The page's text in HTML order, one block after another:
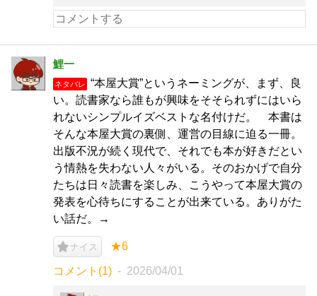
鯉一
ネタバレ
“本屋大賞”というネーミングが、まず、良
い。読書家なら誰もが興味をそそられずにはいら
れないシンプルイズベストな名付けだ。 本書は
そんな本屋大賞の裏側、運営の目線に迫る一冊。
出版不況が続く現代で、それでも本が好きだとい
う情熱を失わない人々がいる。そのおかげで自分
たちは日々読書を楽しみ、こうやって本屋大賞の
発表を心待ちにすることが出来ている。ありがた
い話だ。→
ナイス ★6
コメント(1) 2026/04/01